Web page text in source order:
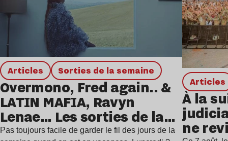
Articles Sorties de la semaine
Overmono, Fred again.. &
LATIN MAFIA, Ravyn
Lenae… Les sorties de la
semaine
Pas toujours facile de garder le fil des jours de la
Articles
À la
ne